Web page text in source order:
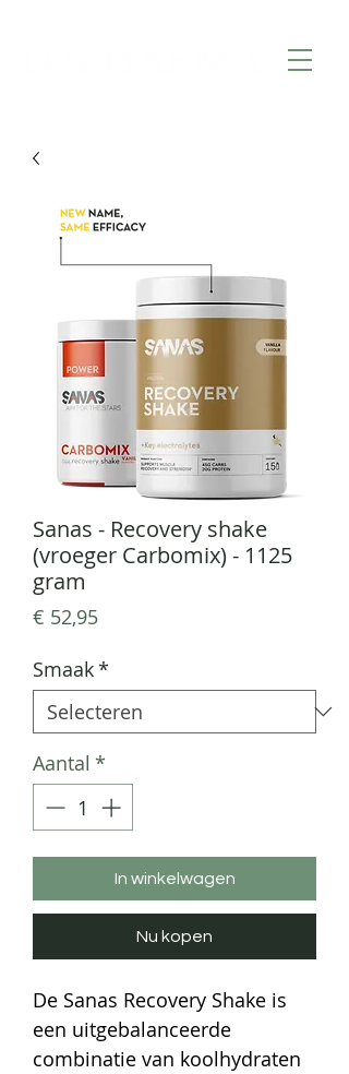
Sanas - Recovery shake
(vroeger Carbomix) - 1125
gram
€ 52,95Prijs
Smaak*
Aantal *
In winkelwagen
Nu kopen
De Sanas Recovery Shake is
een uitgebalanceerde
combinatie van koolhydraten